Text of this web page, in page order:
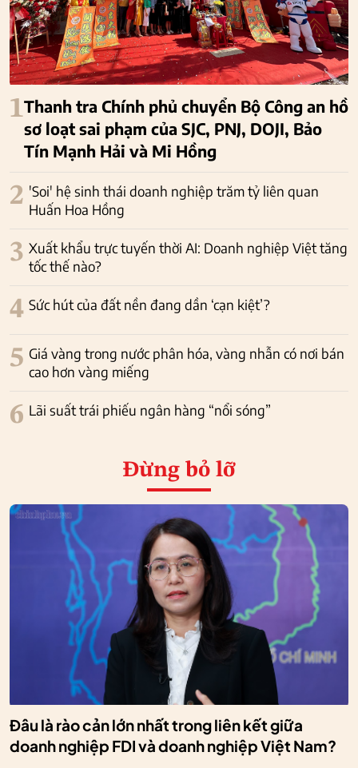
1Thanh tra Chính phủ chuyển Bộ Công an hồ
sơ loạt sai phạm của SJC, PNJ, DOJI, Bảo
Tín Mạnh Hải và Mi Hồng
2 'Soi' hệ sinh thái doanh nghiệp trăm tỷ liên quan
Huấn Hoa Hồng
3 Xuất khẩu trực tuyến thời AI: Doanh nghiệp Việt tăng
tốc thế nào?
4 Sức hút của đất nền đang dần ‘cạn kiệt’?
5 Giá vàng trong nước phân hóa, vàng nhẫn có nơi bán
cao hơn vàng miếng
6 Lãi suất trái phiếu ngân hàng “nổi sóng”
Đừng bỏ lỡ
Đâu là rào cản lớn nhất trong liên kết giữa
doanh nghiệp FDI và doanh nghiệp Việt Nam?